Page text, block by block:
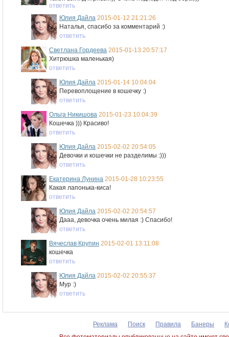
ответить
Юлия Дайла 2015-01-12 21:21:26
Наталья, спасибо за комментарий :)
ответить
Светлана Гордеева 2015-01-13 20:57:17
Хитрюшка маленькая)
ответить
Юлия Дайла 2015-01-14 10:04:04
Перевоплощение в кошечку :)
ответить
Ольга Никишова 2015-01-23 10:04:39
Кошечка ))) Красиво!
ответить
Юлия Дайла 2015-02-02 20:54:05
Девочки и кошечки не разделимы :)))
ответить
Екатерина Лунина 2015-01-28 10:23:55
Какая лапонька-киса!
ответить
Юлия Дайла 2015-02-02 20:54:57
Дааа, девочка очень милая :) Спасибо!
ответить
Вячеслав Крупин 2015-02-01 13:11:08
кошечка
ответить
Юлия Дайла 2015-02-02 20:55:37
Мур :)
ответить
Реклама Поиск Правила Банеры